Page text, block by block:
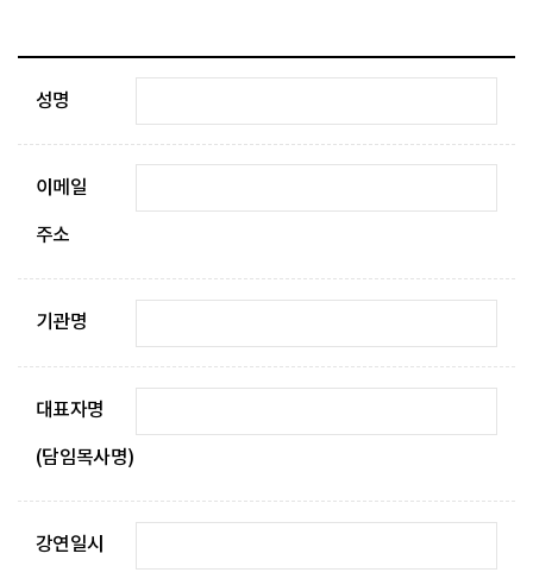
성명
이메일
주소
기관명
대표자명
(담임목사명)
강연일시